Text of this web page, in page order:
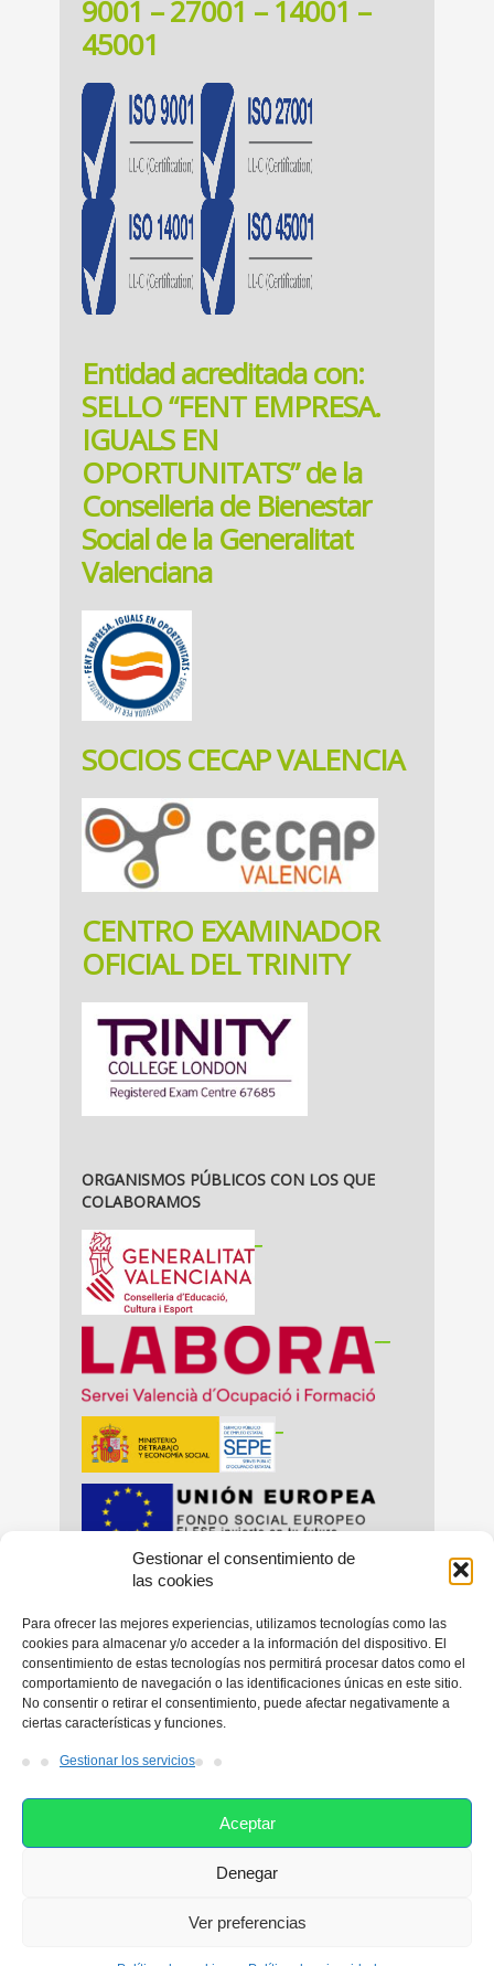
Gestionar el consentimiento de
las cookies
Para ofrecer las mejores experiencias, utilizamos tecnologías como las
cookies para almacenar y/o acceder a la información del dispositivo. El
consentimiento de estas tecnologías nos permitirá procesar datos como el
comportamiento de navegación o las identificaciones únicas en este sitio.
No consentir o retirar el consentimiento, puede afectar negativamente a
ciertas características y funciones.
Gestionar los servicios
Aceptar
Denegar
Ver preferencias
9001 – 27001 – 14001 –
45001
Entidad acreditada con:
SELLO “FENT EMPRESA.
IGUALS EN
OPORTUNITATS” de la
Conselleria de Bienestar
Social de la Generalitat
Valenciana
SOCIOS CECAP VALENCIA
CENTRO EXAMINADOR
OFICIAL DEL TRINITY
ORGANISMOS PÚBLICOS CON LOS QUE
COLABORAMOS
_ _
_
por el sitio web. Si continúa navegando consideramos que está
de acuerdo con su uso. Si desea ampliar más información